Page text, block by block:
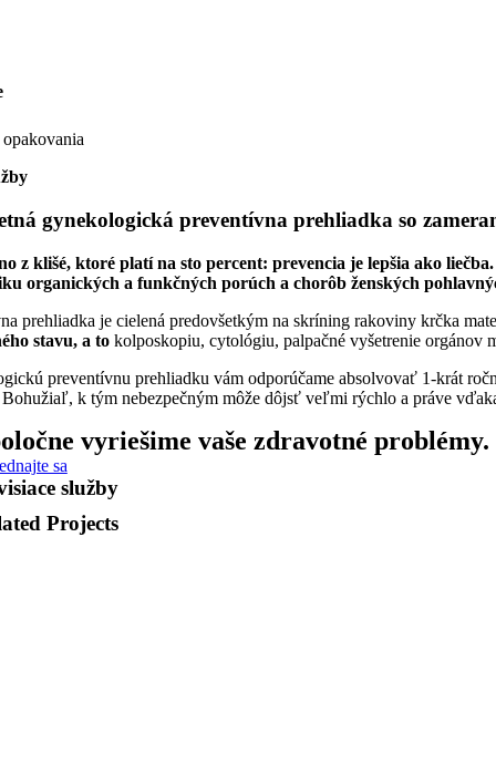
gynekologická preventívna prehliadka so
z klišé, ktoré platí na sto percent: prevencia je lepšia ako
organických a funkčných porúch a chorôb ženských
prehliadka je cielená predovšetkým na skríning rakoviny krčka
stavu, a tokolposkopiu, cytológiu, palpačné vyšetrenie orgánov
preventívnu prehliadku vám odporúčame absolvovať 1-krát
k tým nebezpečným môže dôjsť veľmi rýchlo a práve
vyriešime vaše zdravotné problémy.
sa
služby
Projects